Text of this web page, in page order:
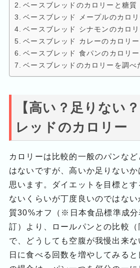
ベースブレッドのカロリーと糖質
ベースブレッド メープルのカロリ
ベースブレッド シナモンのカロリ
ベースブレッド カレーのカロリー
ベースブレッド 食パンのカロリー
ベースブレッドのカロリーを調べ
【高い？足りない
レッドのカロリー
カロリーは比較的一般のパンなど
はないですが、高いか足りないか
思います。ダイエットを目標とす
ないくらいが丁度良いのではな
質30%オフ（※日本食品標準成分
訂）より、ロールパンとの比較
で、どうしても空腹が我慢出来
日に食べる回数を増やしてみる